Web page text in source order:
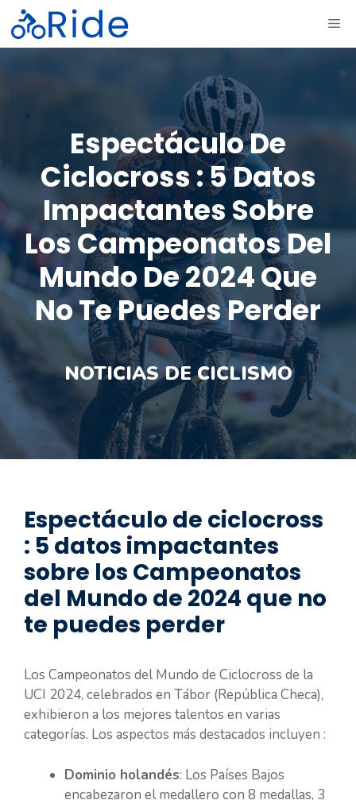
Saltar
contenido
Espectáculo De
Ciclocross : 5 Datos
Impactantes Sobre
Los Campeonatos Del
Mundo De 2024 Que
No Te Puedes Perder
NOTICIAS DE CICLISMO
Espectáculo de ciclocross
: 5 datos impactantes
sobre los Campeonatos
del Mundo de 2024 que no
te puedes perder
Los Campeonatos del Mundo de Ciclocross de la
UCI 2024, celebrados en Tábor (República Checa),
exhibieron a los mejores talentos en varias
categorías. Los aspectos más destacados incluyen :
Dominio holandés: Los Países Bajos
encabezaron el medallero con 8 medallas, 3